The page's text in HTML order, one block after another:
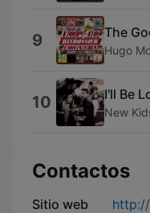
9 The
Hugo
10 I'll Be
New
Contactos
Sitio web